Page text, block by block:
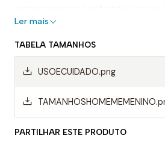
perfeitamente ao corpo,
sensação de leveza.
Dessa forma, os calções de polo
permitindo um movimento mais
Ler mais
TABELA TAMANHOS
USOECUIDADO.png
PARTILHAR ESTE PRODUTO